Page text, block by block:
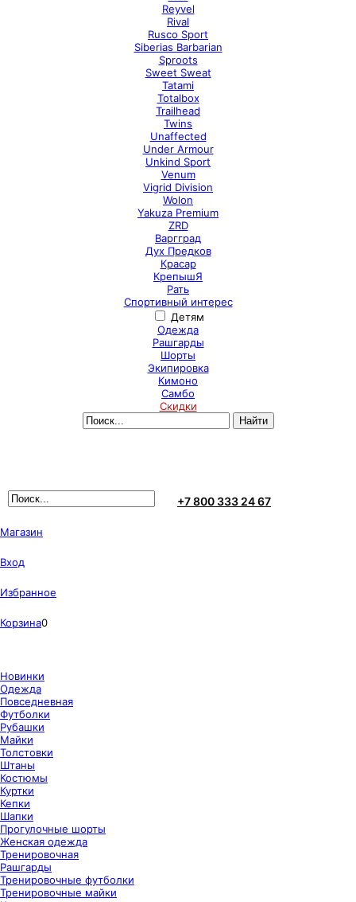
Reyvel
Rival
Rusco Sport
Siberias Barbarian
Sproots
Sweet Sweat
Tatami
Totalbox
Trailhead
Twins
Unaffected
Under Armour
Unkind Sport
Venum
Vigrid Division
Wolon
Yakuza Premium
ZRD
Варгград
Дух Предков
Красар
КрепышЯ
Рать
Спортивный интерес
Детям
Одежда
Рашгарды
Шорты
Экипировка
Кимоно
Самбо
Скидки
+7 800 333 24 67
Магазин
Вход
Избранное
Корзина0
Новинки
Одежда
Повседневная
Футболки
Рубашки
Майки
Толстовки
Штаны
Костюмы
Куртки
Кепки
Шапки
Прогулочные шорты
Женская одежда
Тренировочная
Рашгарды
Тренировочные футболки
Тренировочные майки